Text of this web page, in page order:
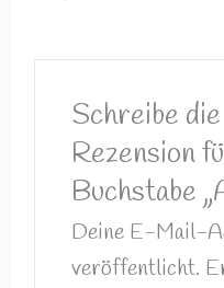
Schreibe
Rezension
Buchstabe
Deine E-Mail-
veröffentlicht.